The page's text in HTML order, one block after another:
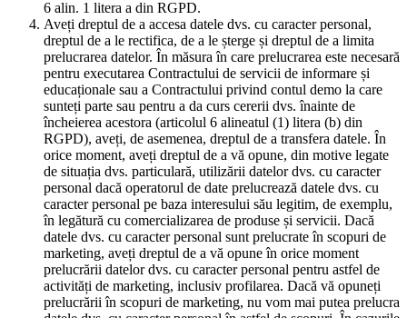
6 alin. 1 litera a din RGPD.
Aveți dreptul de a accesa datele dvs. cu caracter personal,
dreptul de a le rectifica, de a le șterge și dreptul de a limita
prelucrarea datelor. În măsura în care prelucrarea este necesară
pentru executarea Contractului de servicii de informare și
educaționale sau a Contractului privind contul demo la care
sunteți parte sau pentru a da curs cererii dvs. înainte de
încheierea acestora (articolul 6 alineatul (1) litera (b) din
RGPD), aveți, de asemenea, dreptul de a transfera datele. În
orice moment, aveți dreptul de a vă opune, din motive legate
de situația dvs. particulară, utilizării datelor dvs. cu caracter
personal dacă operatorul de date prelucrează datele dvs. cu
caracter personal pe baza interesului său legitim, de exemplu,
în legătură cu comercializarea de produse și servicii. Dacă
datele dvs. cu caracter personal sunt prelucrate în scopuri de
marketing, aveți dreptul de a vă opune în orice moment
prelucrării datelor dvs. cu caracter personal pentru astfel de
activități de marketing, inclusiv profilarea. Dacă vă opuneți
prelucrării în scopuri de marketing, nu vom mai putea prelucra